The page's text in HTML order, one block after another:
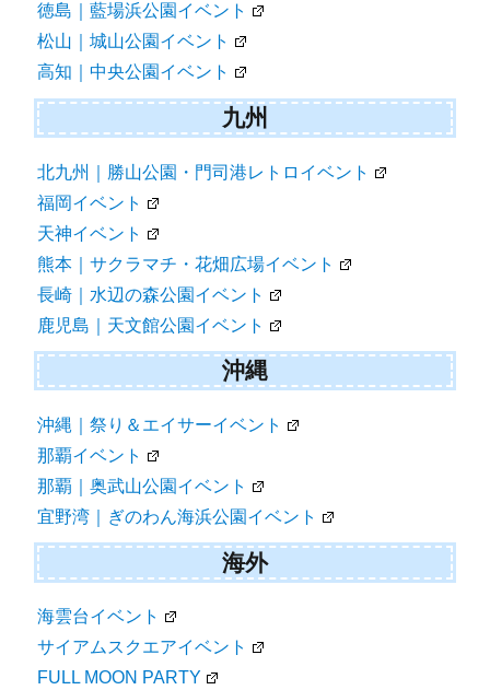
徳島｜藍場浜公園イベント
松山｜城山公園イベント
高知｜中央公園イベント
九州
北九州｜勝山公園・門司港レトロイベント
福岡イベント
天神イベント
熊本｜サクラマチ・花畑広場イベント
長崎｜水辺の森公園イベント
鹿児島｜天文館公園イベント
沖縄
沖縄｜祭り＆エイサーイベント
那覇イベント
那覇｜奥武山公園イベント
宜野湾｜ぎのわん海浜公園イベント
海外
海雲台イベント
サイアムスクエアイベント
FULL MOON PARTY